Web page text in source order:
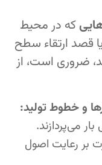
که در محیط
قصد ارتقاء سطح
ضروری است، از
و خطوط تولید:
می‌پردازند.
بر رعایت اصول